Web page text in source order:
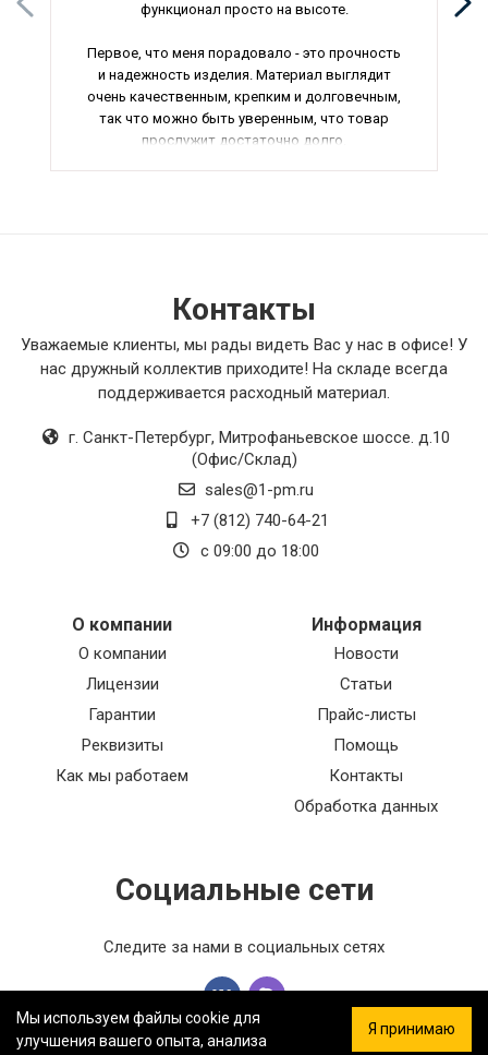
функционал просто на высоте.
Первое, что меня порадовало - это прочность
и надежность изделия. Материал выглядит
очень качественным, крепким и долговечным,
так что можно быть уверенным, что товар
прослужит достаточно долго.
работы. Товар выполняет свои функции на
отлично, все регулировки работают
безупречно, не возникает никаких сбоев или
проблем в процессе использования.
превзошел все мои ожидания и я очень
доволен своей покупкой. Очень рекомендую
всем, кто ценит качество и надежность.
Контакты
Уважаемые клиенты, мы рады видеть Вас у нас в офисе! У
нас дружный коллектив приходите! На складе всегда
поддерживается расходный материал.
г. Санкт-Петербург, Митрофаньевское шоссе. д.10
(Офис/Склад)
sales@1-pm.ru
+7 (812) 740-64-21
с 09:00 до 18:00
О компании
О компании
Лицензии
Гарантии
Реквизиты
Как мы работаем
Информация
Новости
Статьи
Прайс-листы
Помощь
Контакты
Обработка данных
Социальные сети
Следите за нами в социальных сетях
Мы используем файлы cookie для
улучшения вашего опыта, анализа
Я принимаю